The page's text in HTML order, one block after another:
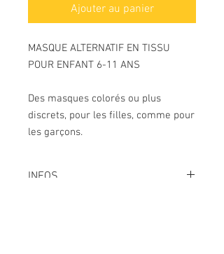
Ajouter au panier
MASQUE ALTERNATIF EN TISSU
POUR ENFANT 6-11 ANS
Des masques colorés ou plus
discrets, pour les filles, comme pour
les garçons.
INFOS